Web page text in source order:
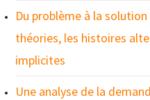
Du problème à la
théories, les histoires
implicites
Une analyse de la